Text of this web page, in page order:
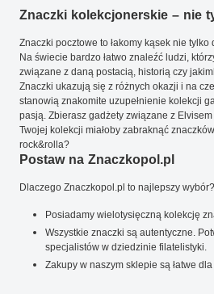
Znaczki kolekcjonerskie – nie
Znaczki pocztowe to łakomy kąsek nie
Na świecie bardzo łatwo znaleźć ludzi,
związane z daną postacią, historią czy
Znaczki ukazują się z różnych okazji i na
stanowią znakomite uzupełnienie kolekcji
pasją. Zbierasz gadżety związane z
Twojej kolekcji miałoby zabraknąć
rock&rolla?
Postaw na Znaczkopol.pl
Dlaczego Znaczkopol.pl to najlepszy
Posiadamy wielotysięczną kolekcję
Wszystkie znaczki są autentyczne.
specjalistów w dziedzinie filatelistyki.
Zakupy w naszym sklepie są łatwe